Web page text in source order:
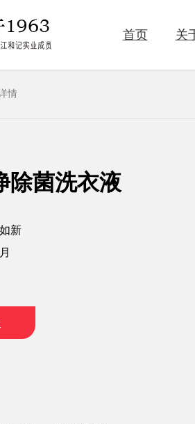
首页 关
情
除菌洗衣液
新